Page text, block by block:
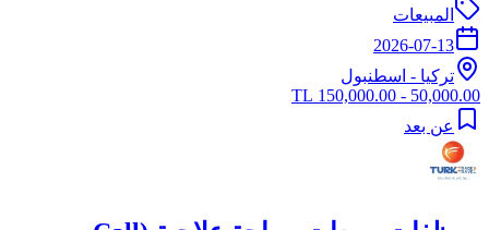
المبيعات
2026-07-13
تركيا - اسطنبول
50,000.00 - 150,000.00 TL
عن بعد